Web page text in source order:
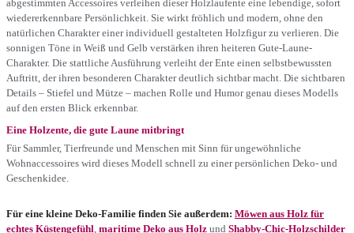
abgestimmten Accessoires verleihen dieser Holzlaufente eine lebendige, sofort
wiedererkennbare Persönlichkeit. Sie wirkt fröhlich und modern, ohne den
natürlichen Charakter einer individuell gestalteten Holzfigur zu verlieren. Die
sonnigen Töne in Weiß und Gelb verstärken ihren heiteren Gute-Laune-
Charakter. Die stattliche Ausführung verleiht der Ente einen selbstbewussten
Auftritt, der ihren besonderen Charakter deutlich sichtbar macht. Die sichtbaren
Details – Stiefel und Mütze – machen Rolle und Humor genau dieses Modells
auf den ersten Blick erkennbar.
Eine Holzente, die gute Laune mitbringt
Für Sammler, Tierfreunde und Menschen mit Sinn für ungewöhnliche
Wohnaccessoires wird dieses Modell schnell zu einer persönlichen Deko- und
Geschenkidee.
Für eine kleine Deko-Familie finden Sie außerdem: Möwen aus Holz für
echtes Küstengefühl maritime Deko aus Holz und Shabby-Chic-Holzschilder